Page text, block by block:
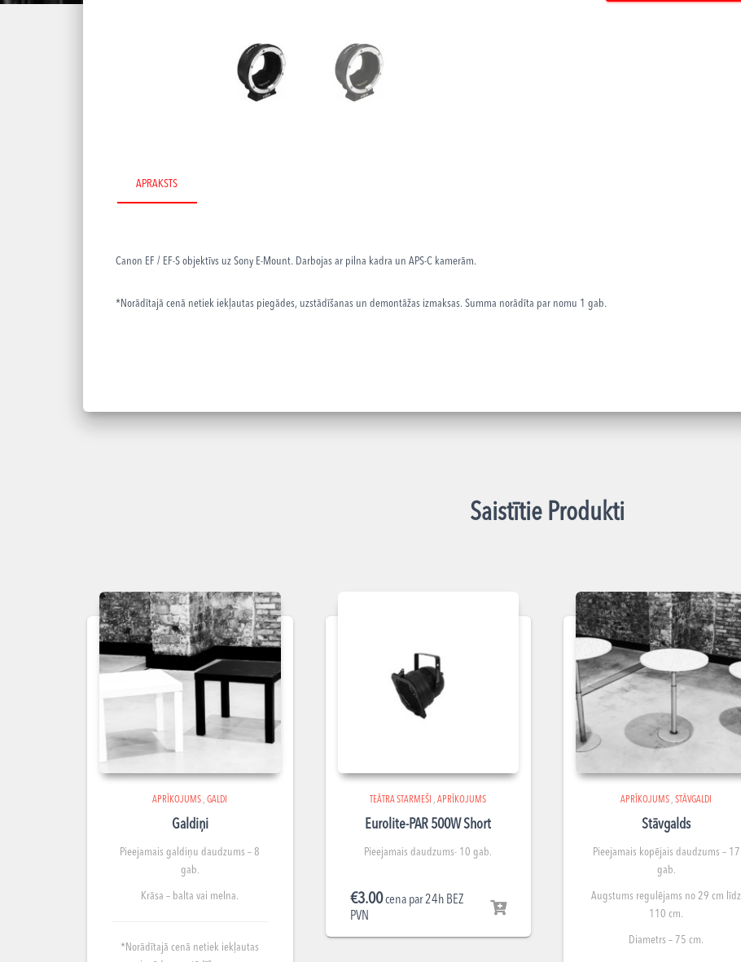
APRAKSTS
Canon EF / EF-S objektīvs uz Sony E-Mount. Darbojas ar pilna kadra un APS-C kamerām.
*Norādītajā cenā netiek iekļautas piegādes, uzstādīšanas un demontāžas izmaksas. Summa norādīta par nomu 1 gab.
Saistītie Produkti
APRĪKOJUMS ,GALDI
Galdiņi
Pieejamais galdiņudaudzums – 8
gab.
Krāsa – balta vai melna.
*Norādītajā cenā netiek iekļautas
TEĀTRA STARMEŠI ,APRĪKOJUMS
Eurolite-PAR 500W Short
Pieejamais daudzums- 10 gab.
€3.00cena par 24h BEZ
PVN
APRĪKOJUMS ,STĀVGALDI
Stāvgalds
Pieejamais kopējais daudzums – 17
gab.
Augstums regulējams no 29 cm līdz
110 cm.
Diametrs – 75 cm.